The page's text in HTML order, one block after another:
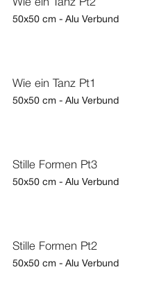
Wie ein Tanz Pt2
50x50 cm - Alu Verbund
Wie ein Tanz Pt1
50x50 cm - Alu Verbund
Stille Formen Pt3
50x50 cm - Alu Verbund
Stille Formen Pt2
50x50 cm - Alu Verbund